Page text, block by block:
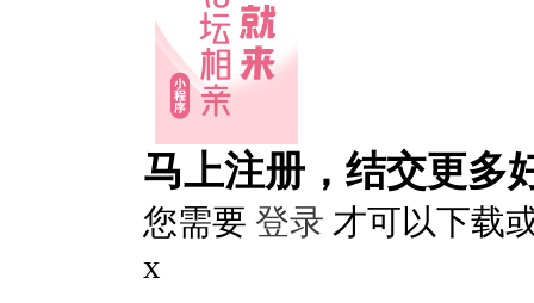
马上注册，结交更多
您需要 登录 才可以下载
x